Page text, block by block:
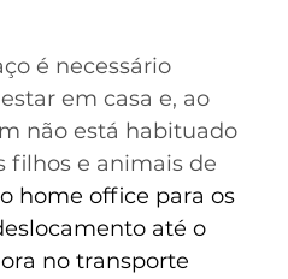
é necessário
em casa e, ao
não está habituado
filhos e animais de
home office para os
até o
no transporte